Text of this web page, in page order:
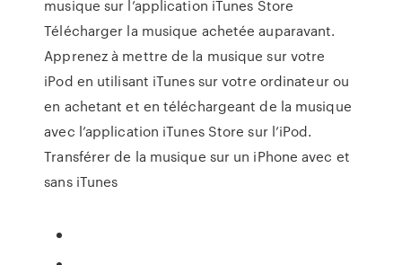
musique sur l’application iTunes Store
Télécharger la musique achetée auparavant.
Apprenez à mettre de la musique sur votre
iPod en utilisant iTunes sur votre ordinateur ou
en achetant et en téléchargeant de la musique
avec l’application iTunes Store sur l’iPod.
Transférer de la musique sur un iPhone avec et
sans iTunes